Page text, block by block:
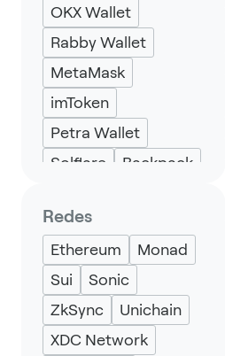
OKX Wallet
Rabby Wallet
MetaMask
imToken
Petra Wallet
Solflare
Backpack
Redes
Ethereum
Monad
Sui
Sonic
ZkSync
Unichain
XDC Network